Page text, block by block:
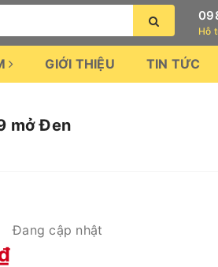
Hỗ
GIỚI THIỆU TIN TỨC
mở Đen
Đang cập nhật